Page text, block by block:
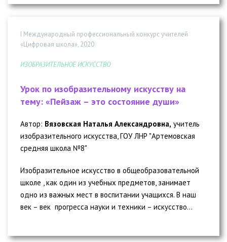
I Международный профессиональный конкурс учителей
«Цифровая школа», 2020
ИЗОБРАЗИТЕЛЬНОЕ ИСКУССТВО
Урок по изобразительному искусству на
тему: «Пейзаж – это состояние души»
Автор: Вязовская Наталья Александровна, учитель
изобразительного искусства, ГОУ ЛНР "Артемовская
средняя школа №8"
Изобразительное искусство в общеобразовательной
школе , как один из учебных предметов, занимает
одно из важных мест в воспитании учащихся. В наш
век – век прогресса науки и техники – искусство...